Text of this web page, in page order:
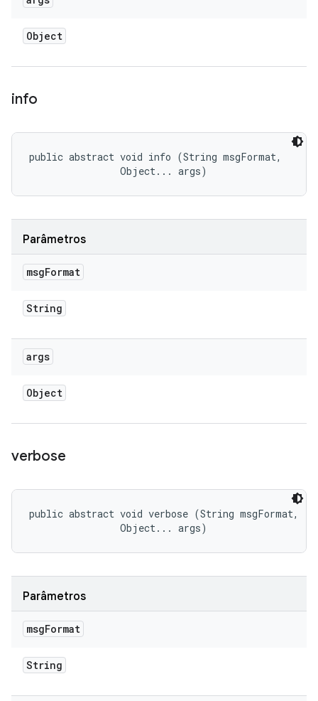
Object
info
public abstract void info (String msgFormat,
                Object... args)
Parâmetros
msgFormat
String
args
Object
verbose
public abstract void verbose (String msgFormat,
                Object... args)
Parâmetros
msgFormat
String